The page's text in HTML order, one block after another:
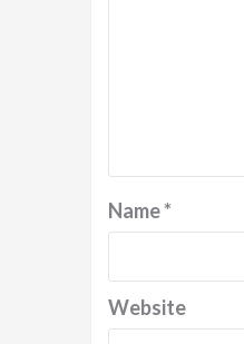
Name*
Website